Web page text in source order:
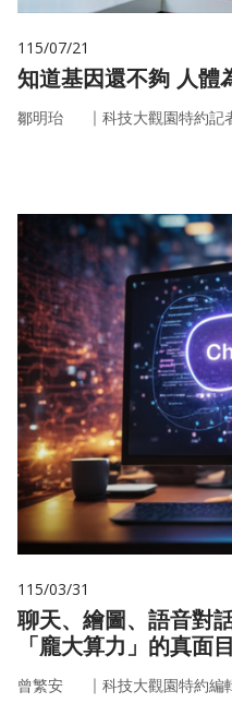
115/07/21
知道基
鄒明珆 ｜ 科技大觀園特約記
115/03/31
聊天、繪圖、語音對
「龐大算力」的真面目
曾繁安 ｜ 科技大觀園特約編